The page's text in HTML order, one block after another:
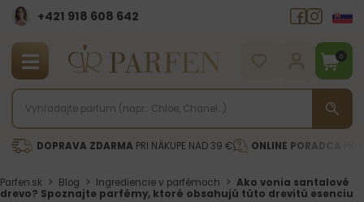
+421 918 608 642‬
0
DOPRAVA ZDARMA PRI NÁKUPE NAD 39 € ONLINE PORADCA
Parfen.sk > Blog > Ingrediencie v parfémoch > Ako vonia santalové
drevo? Spoznajte parfémy, ktoré obsahujú túto drevitú esenciu